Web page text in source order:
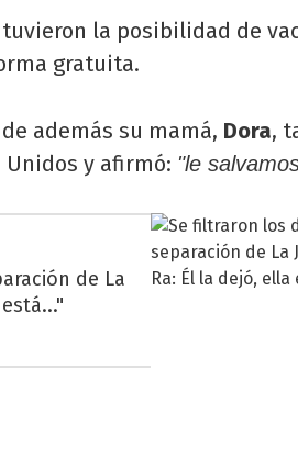
tuvieron la posibilidad de
gratuita.
además su mamá, Dora,
Unidos y afirmó: "le
de La